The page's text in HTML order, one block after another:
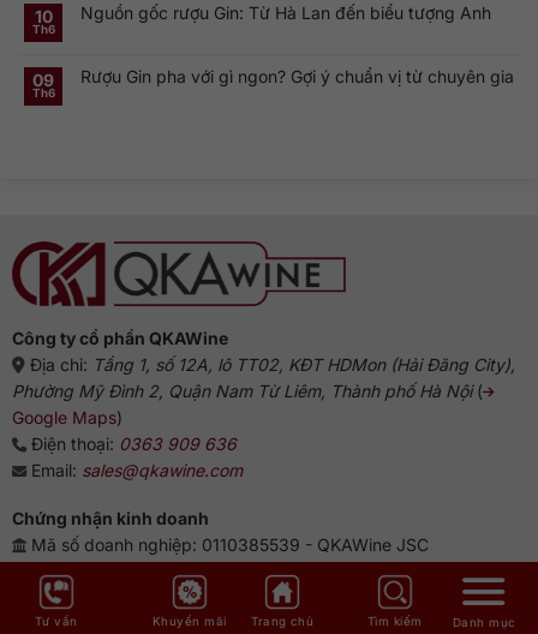
hồn
của
là
Gin
luận
ở
Lan:
Genever
10
Th6
Nguồn gốc rượu Gin: Từ Hà Lan đến biểu tượng Anh
luận
ở
09
Th6
Rượu Gin pha với gì ngon? Gợi ý chuẩn vị từ chuyên gia
Gợi
ý
chuẩn
vị
từ
chuyên
Công ty cổ phần QKAWine
Địa chỉ: Tầng 1, số 12A, lô TT02, KĐT HDMon (Hải Đăng City),
Phường Mỹ Đình 2, Quận Nam Từ Liêm, Thành phố Hà Nội(
Google Maps)
Điện thoại: 0363 909 636
Email: sales@qkawine.com
Chứng nhận kinh doanh
Mã số doanh nghiệp: 0110385539 - QKAWine JSC
Giấy phép bán lẻ rượu: 04/GP-UBND
QKAWine - Chuyên rượu ngoại hàng đầu Việt Nam
Tư vấn Khuyến mãi Trang chủ Tìm kiếm Danh mục